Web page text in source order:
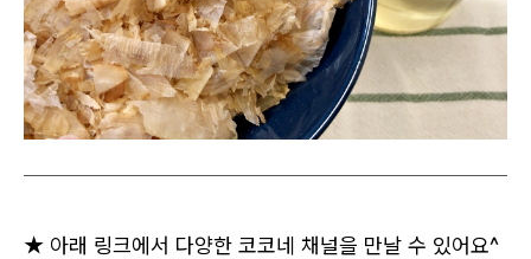
★ 아래 링크에서 다양한 코코네 채널을 만날 수 있어요^